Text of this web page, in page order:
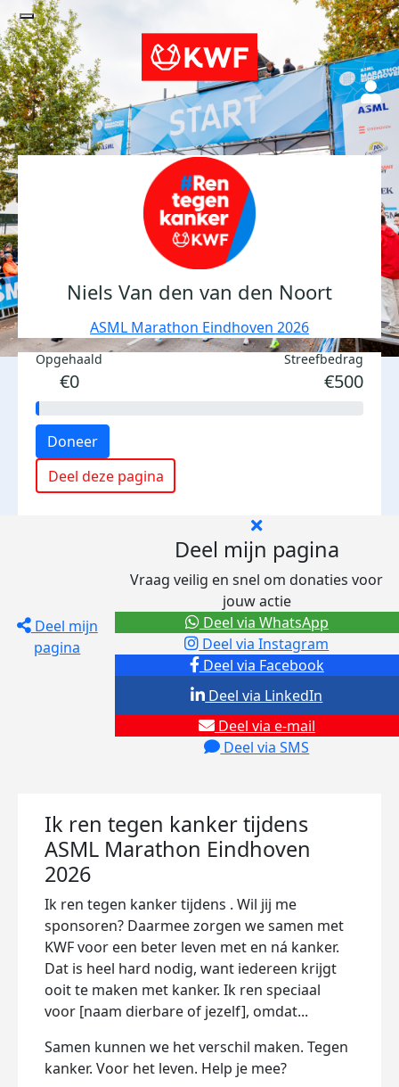
Niels Van den van den Noort
ASML Marathon Eindhoven 2026
Opgehaald
€0
Streefbedrag
€500
Doneer
Deel deze pagina
Deel mijn
pagina
Deel mijn pagina
Vraag veilig en snel om donaties voor
jouw actie
Deel via Facebook
Deel via Instagram
Deel via e-mail
Deel via SMS
Deel via LinkedIn
Deel via WhatsApp
Ik ren tegen kanker tijdens
ASML Marathon Eindhoven
2026
Ik ren tegen kanker tijdens . Wil jij me
sponsoren? Daarmee zorgen we samen met
KWF voor een beter leven met en ná kanker.
Dat is heel hard nodig, want iedereen krijgt
ooit te maken met kanker. Ik ren speciaal
voor [naam dierbare of jezelf], omdat...
Samen kunnen we het verschil maken. Tegen
kanker. Voor het leven. Help je mee?